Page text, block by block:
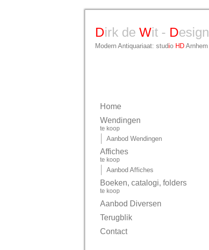
Dirk de Wit - Design
Modern Antiquariaat: studio HD Arnhem
Home
Wendingen
te koop
Aanbod Wendingen
Affiches
te koop
Aanbod Affiches
Boeken, catalogi, folders
te koop
Aanbod Diversen
Terugblik
Contact